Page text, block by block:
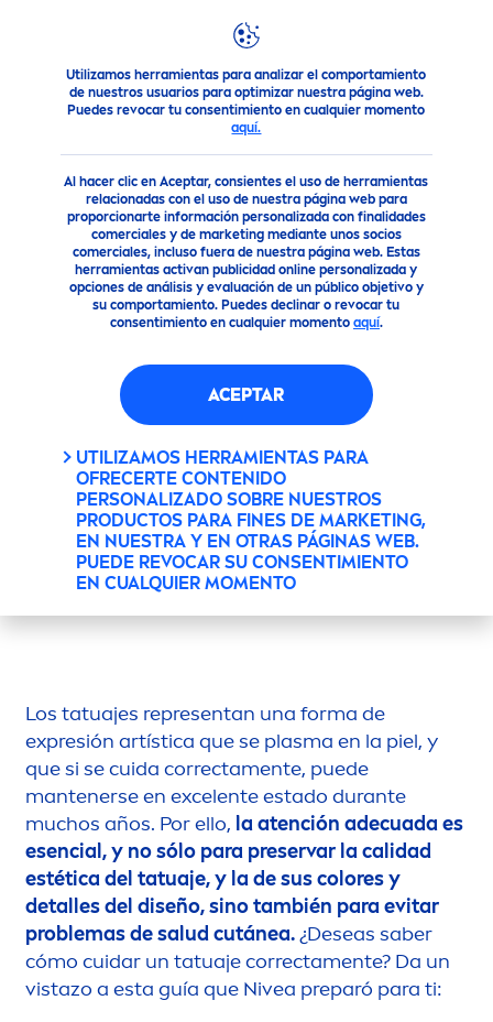
Utilizamos herramientas para analizar el comportamiento
de nuestros usuarios para optimizar nuestra página web.
Puedes revocar tu consentimiento en cualquier momento
aquí.
Al hacer clic en Aceptar, consientes el uso de herramientas
relacionadas con el uso de nuestra página web para
proporcionarte información personalizada con finalidades
comerciales y de marketing mediante unos socios
comerciales, incluso fuera de nuestra página web. Estas
herramientas activan publicidad online personalizada y
opciones de análisis y evaluación de un público objetivo y
su comportamiento. Puedes declinar o revocar tu
consentimiento en cualquier momento aquí.
ACEPTAR
UTILIZAMOS HERRAMIENTAS PARA
OFRECERTE CONTENIDO
PERSONALIZADO SOBRE NUESTROS
PRODUCTOS PARA FINES DE MARKETING,
EN NUESTRA Y EN OTRAS PÁGINAS WEB.
PUEDE REVOCAR SU CONSENTIMIENTO
EN CUALQUIER MOMENTO
Consejo Consejo - ¿Cómo cuidar un tatuaje?
TATUAJES: CONSEJOS
PRÁCTICOS PARA SU
CUIDADO
Los tatuajes representan una forma de
expresión artística que se plasma en la piel, y
que si se cuida correctamente, puede
mantenerse en excelente estado durante
muchos años. Por ello, la atención adecuada es
esencial, y no sólo para preservar la calidad
estética del tatuaje, y la de suscolores y
detalles del diseño, sino también para evitar
problemas de salud cutánea.¿Deseas saber
cómo cuidar un tatuaje correctamente? Da un
vistazo a esta guía que Nivea preparó para ti: